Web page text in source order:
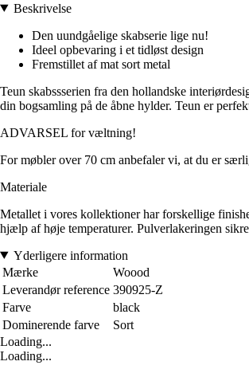
Beskrivelse
Den uundgåelige skabserie lige nu!
Ideel opbevaring i et tidløst design
Fremstillet af mat sort metal
Teun skabssserien fra den hollandske
din bogsamling på de åbne hylder. Teun er
ADVARSEL for væltning!
For møbler over 70 cm anbefaler vi, at du er
Materiale
Metallet i vores kollektioner har forskellige
hjælp af høje temperaturer. Pulverlakeringen
Yderligere information
Mærke
Woood
Leverandør reference 390925-Z
Farve
black
Dominerende farve
Sort
Loading...
Loading...